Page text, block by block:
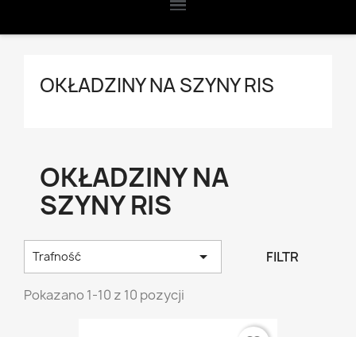
OKŁADZINY NA SZYNY RIS
OKŁADZINY NA
SZYNY RIS
Trafność  FILTR
Pokazano 1-10 z 10 pozycji